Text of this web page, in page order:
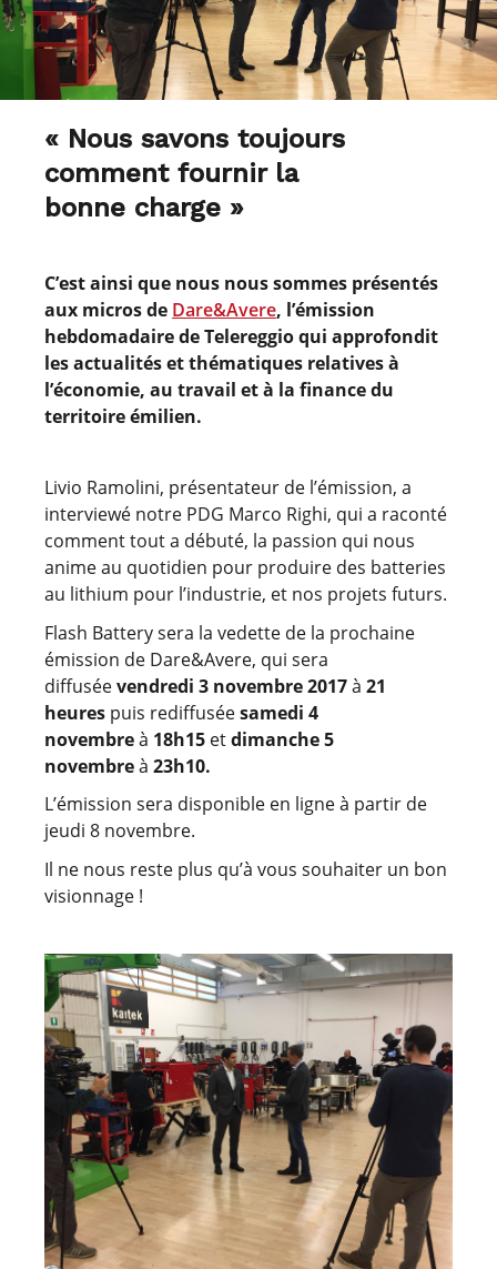
« Nous savons toujours
comment fournir la
bonne charge »
C’est ainsi que nous nous sommes présentés
aux micros de Dare&Avere, l’émission
hebdomadaire de Telereggio qui approfondit
les actualités et thématiques relatives à
l’économie, au travail et à la finance du
territoire émilien.
Livio Ramolini, présentateur de l’émission, a
interviewé notre PDG Marco Righi, qui a raconté
comment tout a débuté, la passion qui nous
anime au quotidien pour produire des batteries
au lithium pour l’industrie, et nos projets futurs.
Flash Battery sera la vedette de la prochaine
émission de Dare&Avere, qui sera
diffuséevendredi 3 novembre2017à 21
heures puis rediffuséesamedi 4
novembreà 18h15 etdimanche 5
novembreà 23h10.
L’émission sera disponible en ligne à partir de
jeudi 8 novembre.
Il ne nous reste plus qu’à vous souhaiter un bon
visionnage !